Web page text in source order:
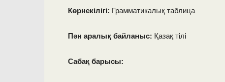
Көрнекілігі: Грамматикалық таблица
Пән аралық байланыс: Қазақ тілі
Сабақ барысы: